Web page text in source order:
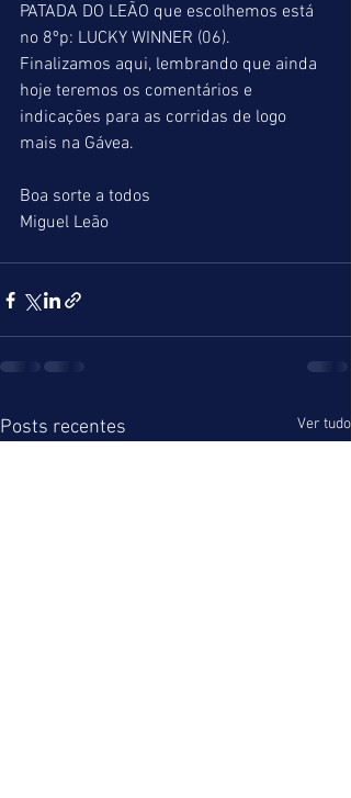
PATADA DO LEÃO que escolhemos está
no 8ºp: LUCKY WINNER (06).
Finalizamos aqui, lembrando que ainda
hoje teremos os comentários e
indicações para as corridas de logo
mais na Gávea.
Boa sorte a todos
Miguel Leão
Posts recentes Ver tudo